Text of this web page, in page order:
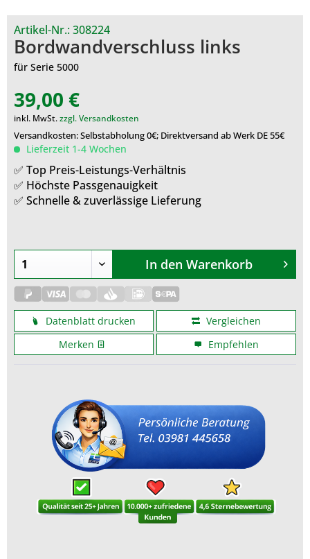
Artikel-Nr.:308224
Bordwandverschluss links
für Serie 5000
39,00 €
inkl. MwSt.zzgl. Versandkosten
Versandkosten: Selbstabholung 0€; Direktversand ab Werk DE 55€
Lieferzeit 1-4 Wochen
✅ Top Preis-Leistungs-Verhältnis
✅ Höchste Passgenauigkeit
✅ Schnelle & zuverlässige Lieferung
In den Warenkorb
Datenblatt drucken
Vergleichen
Merken
Empfehlen